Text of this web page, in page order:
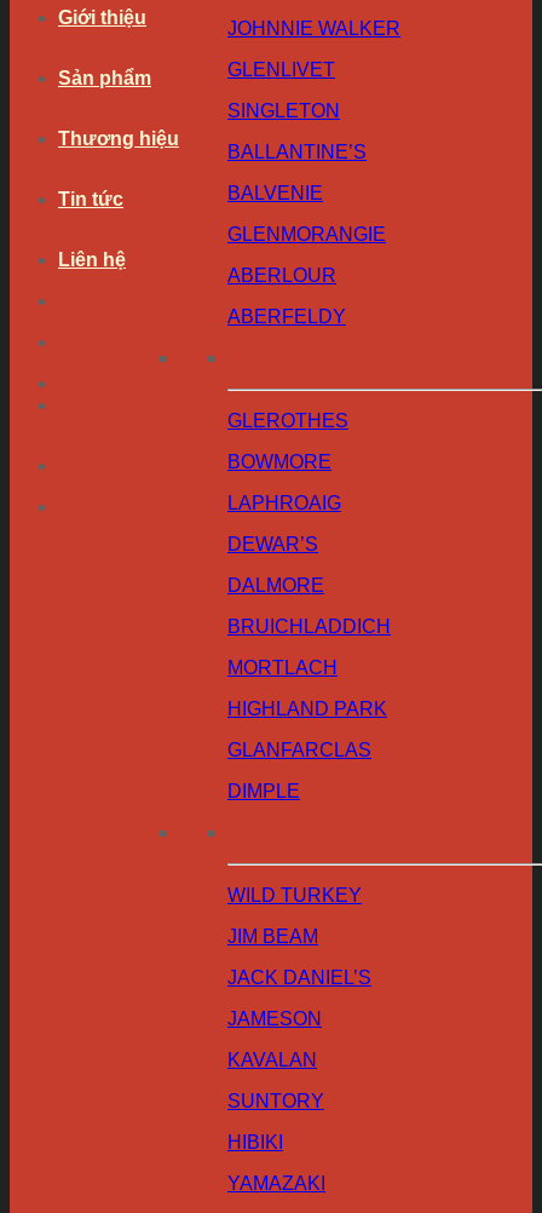
Giới thiệu
Sản phẩm
Thương hiệu
Tin tức
Liên hệ
JOHNNIE WALKER
GLENLIVET
SINGLETON
BALLANTINE’S
BALVENIE
GLENMORANGIE
ABERLOUR
ABERFELDY
GLEROTHES
BOWMORE
LAPHROAIG
DEWAR’S
DALMORE
BRUICHLADDICH
MORTLACH
HIGHLAND PARK
GLANFARCLAS
DIMPLE
WILD TURKEY
JIM BEAM
JACK DANIEL’S
JAMESON
KAVALAN
SUNTORY
HIBIKI
YAMAZAKI